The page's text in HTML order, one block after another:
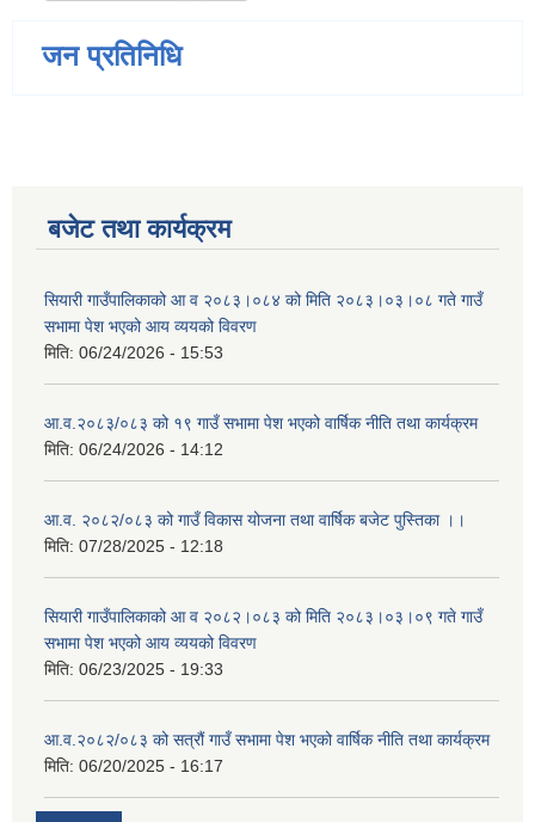
जन प्रतिनिधि
बजेट तथा कार्यक्रम
सियारी गाउँपालिकाको आ व २०८३।०८४ को मिति २०८३।०३।०८ गते गाउँ
सभामा पेश भएको आय व्ययको विवरण
मिति: 06/24/2026 - 15:53
आ.व.२०८३/०८३ को १९ गाउँ सभामा पेश भएको वार्षिक नीति तथा कार्यक्रम
मिति: 06/24/2026 - 14:12
आ.व. २०८२/०८३ को गाउँ विकास योजना तथा वार्षिक बजेट पुस्तिका ।।
मिति: 07/28/2025 - 12:18
सियारी गाउँपालिकाको आ व २०८२।०८३ को मिति २०८३।०३।०९ गते गाउँ
सभामा पेश भएको आय व्ययको विवरण
मिति: 06/23/2025 - 19:33
आ.व.२०८२/०८३ को सत्रौं गाउँ सभामा पेश भएको वार्षिक नीति तथा कार्यक्रम
मिति: 06/20/2025 - 16:17